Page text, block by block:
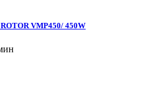
VMP450/ 450W